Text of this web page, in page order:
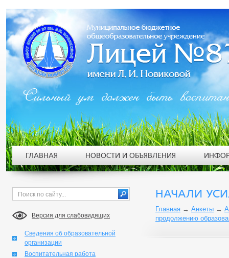
Версия для слабовидящих
Сведения об образовательной
организации
Воспитательная работа
НАЧАЛИ
Главная → Анкеты →
продолжению
Сильный ум должен быть
ГЛАВНАЯ НОВОСТИ И ОБЪЯВЛЕНИЯ